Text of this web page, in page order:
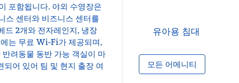
포함됩니다. 야외 수영장은
스 센터와 비즈니스 센터를
드 2개와 전자레인지, 냉장
는 무료 Wi-Fi가 제공되며,
려동물 동반 가능 객실이 마
어 있어 팀 및 현지 출장 여
유아용 침대
모든 어메니티